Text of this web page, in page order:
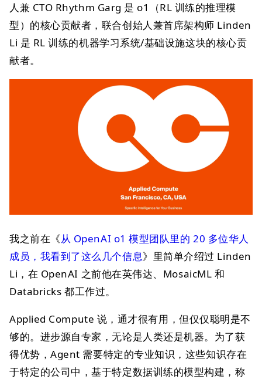
人兼 CTO Rhythm Garg 是 o1（RL 训练的推理模
型）的核心贡献者，联合创始人兼首席架构师 Linden
Li 是 RL 训练的机器学习系统/基础设施这块的核心贡
献者。
我之前在《从 OpenAI o1 模型团队里的 20 多位华人
成员，我看到了这么几个信息》里简单介绍过 Linden
Li，在 OpenAI 之前他在英伟达、MosaicML 和
Databricks 都工作过。
Applied Compute 说，通才很有用，但仅仅聪明是不
够的。进步源自专家，无论是人类还是机器。为了获
得优势，Agent 需要特定的专业知识，这些知识存在
于特定的公司中，基于特定数据训练的模型构建，称